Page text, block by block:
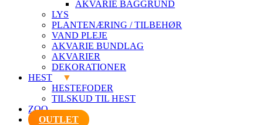
AKVARIE BAGGRUND
LYS
PLANTENÆRING / TILBEHØR
VAND PLEJE
AKVARIE BUNDLAG
AKVARIER
DEKORATIONER
HEST
HESTEFODER
TILSKUD TIL HEST
ZOO
OUTLET